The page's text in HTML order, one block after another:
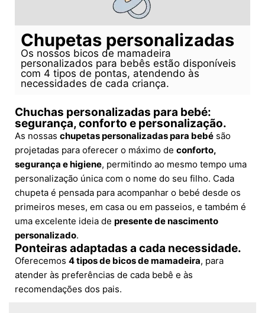
Chupetas personalizadas
Os nossos bicos de mamadeira
personalizados para bebês estão disponíveis
com 4 tipos de pontas, atendendo às
necessidades de cada criança.
Chuchas personalizadas para bebé:
segurança, conforto e personalização.
As nossas chupetas personalizadas para bebé são
projetadas para oferecer o máximo de conforto,
segurança e higiene, permitindo ao mesmo tempo uma
personalização única com o nome do seu filho. Cada
chupeta é pensada para acompanhar o bebé desde os
primeiros meses, em casa ou em passeios, e também é
uma excelente ideia de presente de nascimento
personalizado.
Ponteiras adaptadas a cada necessidade.
Oferecemos 4 tipos de bicos de mamadeira, para
atender às preferências de cada bebê e às
recomendações dos pais.